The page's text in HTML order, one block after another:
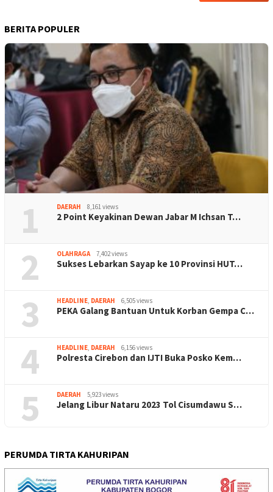
BERITA POPULER
1 DAERAH 8,161 views
2 Point Keyakinan Dewan Jabar M Ichsan T…
2 OLAHRAGA 7,402 views
Sukses Lebarkan Sayap ke 10 Provinsi HUT…
3 HEADLINE, DAERAH 6,505 views
PEKA Galang Bantuan Untuk Korban Gempa C…
4 HEADLINE, DAERAH 6,156 views
Polresta Cirebon dan IJTI Buka Posko Kem…
5 DAERAH 5,923 views
Jelang Libur Nataru 2023 Tol Cisumdawu S…
PERUMDA TIRTA KAHURIPAN